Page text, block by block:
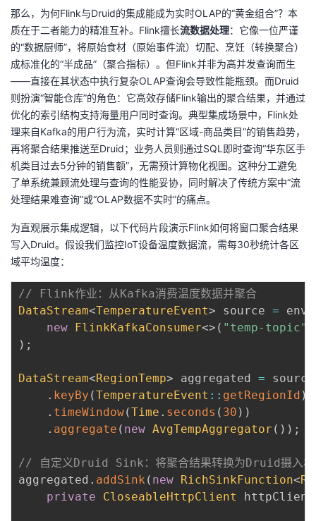
程
认
证
的
实
验
我
的
收
藏
支
持
声
建
议
那么，为何Flink与Druid的集成能成为实时OLAP的“黄金组合”？本
质在于二者能力的精准互补。Flink擅长流数据处理：它像一位严谨
的“数据厨师”，将原始食材（原始事件流）切配、烹饪（转换聚合）
成标准化的“半成品”（聚合指标）。但Flink并非为高并发查询而生
——直接在其状态中执行复杂OLAP查询会导致性能瓶颈。而Druid
则扮演“智能仓库”的角色：它高效存储Flink输出的聚合结果，并通过
优化的索引结构支持海量用户同时查询。典型集成场景中，Flink处
理来自Kafka的用户行为流，实时计算“区域-商品类目”的销售趋势，
再将聚合结果推送至Druid；业务人员则通过SQL即时查询“华东区手
机类目过去5分钟的销售额”，无需预计算物化视图。这种分工避免
了单系统兼顾流处理与查询的性能妥协，同时解决了传统方案中“流
处理结果难查询”或“OLAP数据不实时”的痛点。
为直观展示集成逻辑，以下代码片段演示Flink如何将窗口聚合结果
写入Druid。假设我们监控IoT设备温度数据流，需每30秒统计各区
域平均温度：
// Flink作业：从Kafka消费温度数据并聚合
DataStream<TemperatureEvent> source = env
new FlinkKafkaConsumer<> ( "temp-topic"
) ;
DataStream<RegionTemp> aggregated = source
. keyBy (TemperatureEvent :: getRegionId )
. timeWindow(Time . seconds ( 30 ) )
. aggregate ( new AvgTempAggregator ( ) ) ;
// 自定义Druid Sink：将聚合结果转换为Druid摄入格
aggregated . addSink ( new RichSinkFunction<
private
CloseableHttpClient httpClient